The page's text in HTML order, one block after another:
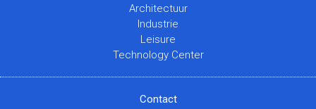
Architectuur
Industrie
Leisure
Technology Center
Contact